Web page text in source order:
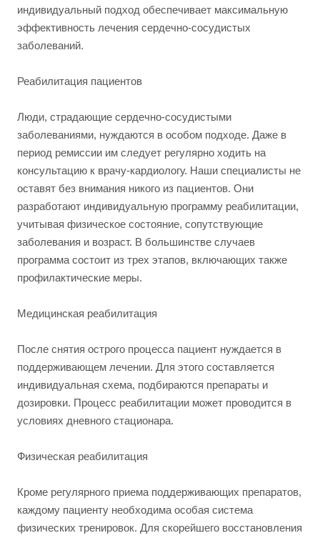
индивидуальный подход обеспечивает максимальную
эффективность лечения сердечно-сосудистых
заболеваний.
Реабилитация пациентов
Люди, страдающие сердечно-сосудистыми
заболеваниями, нуждаются в особом подходе. Даже в
период ремиссии им следует регулярно ходить на
консультацию к врачу-кардиологу. Наши специалисты не
оставят без внимания никого из пациентов. Они
разработают индивидуальную программу реабилитации,
учитывая физическое состояние, сопутствующие
заболевания и возраст. В большинстве случаев
программа состоит из трех этапов, включающих также
профилактические меры.
Медицинская реабилитация
После снятия острого процесса пациент нуждается в
поддерживающем лечении. Для этого составляется
индивидуальная схема, подбираются препараты и
дозировки. Процесс реабилитации может проводится в
условиях дневного стационара.
Физическая реабилитация
Кроме регулярного приема поддерживающих препаратов,
каждому пациенту необходима особая система
физических тренировок. Для скорейшего восстановления